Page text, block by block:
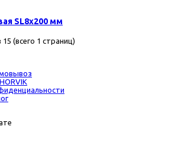
SL8х200 мм
(всего 1 страниц)